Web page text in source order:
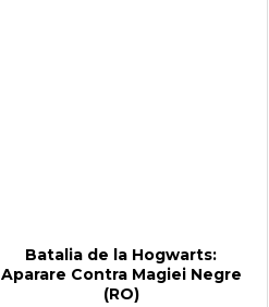
Batalia de la Hogwarts:
Aparare Contra Magiei Negre
(RO)